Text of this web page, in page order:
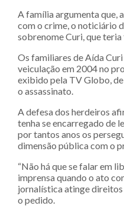
A família argumenta que,
com o crime, o noticiário
sobrenome Curi, que
Os familiares de Aída
veiculação em 2004 no
exibido pela TV Globo,
o assassinato.
A defesa dos herdeiros
tenha se encarregado de
por tantos anos os
dimensão pública com o
“Não há que se falar em
imprensa quando o ato
jornalística atinge direitos
o pedido.